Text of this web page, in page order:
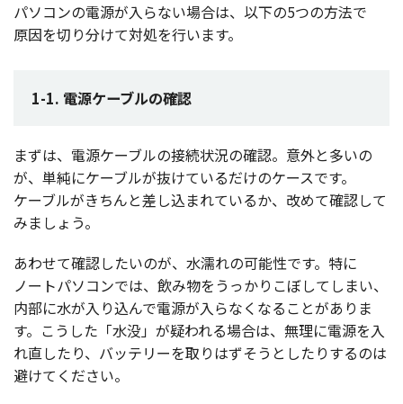
パソコンの電源が入らない場合は、 以下の5つの方法で
原因を切り分けて対処を行います。
1-1. 電源ケーブルの確認
まずは、 電源ケーブルの接続状況の確認。 意外と多いの
が、 単純にケーブルが抜けているだけのケースです。
ケーブルがきちんと差し込まれているか、改めて確認して
みましょう。
あわせて確認したいのが、 水濡れの可能性です。特に
ノートパソコンでは、飲み物をうっかりこぼしてしまい、
内部に水が入り込んで電源が入らなくなることがありま
す。こうした「水没」が疑われる場合は、 無理に電源を入
れ直したり、 バッテリーを取りはずそうとしたりするのは
避けてください。